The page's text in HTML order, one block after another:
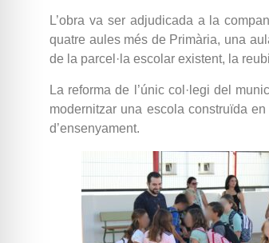
L’obra va ser adjudicada a la
quatre aules més de Primària, una
de la parcel·la escolar existent, la
La reforma de l’únic col·legi del
modernitzar una escola construïda
d’ensenyament.